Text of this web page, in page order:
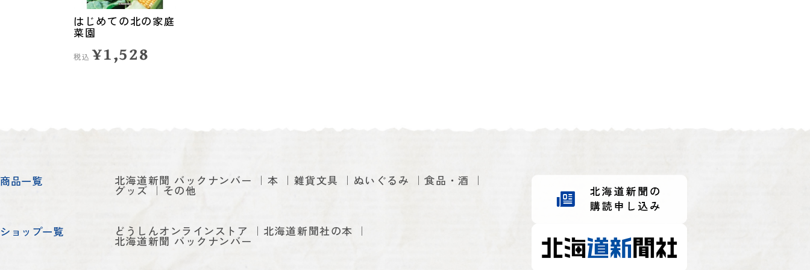
はじめての北の家庭
菜園
税込 ¥1,528
商品一覧 北海道新聞 バックナンバー 本 雑貨文具 ぬいぐるみ 食品・酒
グッズ その他
ショップ一覧 どうしんオンラインストア 北海道新聞社の本
北海道新聞 バックナンバー